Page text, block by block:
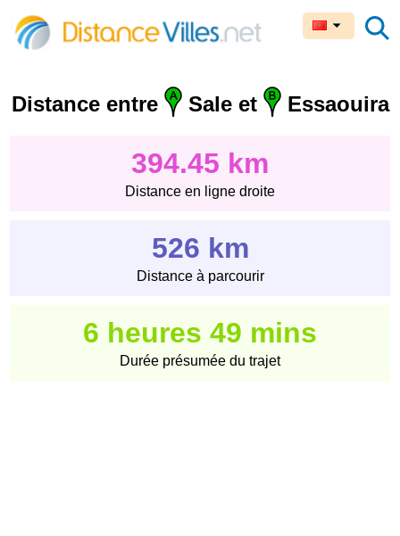
Distance entre Sale et Essaouira
394.45 km
Distance en ligne droite
526 km
Distance à parcourir
6 heures 49 mins
Durée présumée du trajet